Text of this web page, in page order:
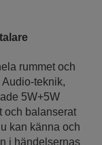
rummet och
teknik,
5W+5W
och balanserat
kan känna och
i händelsernas